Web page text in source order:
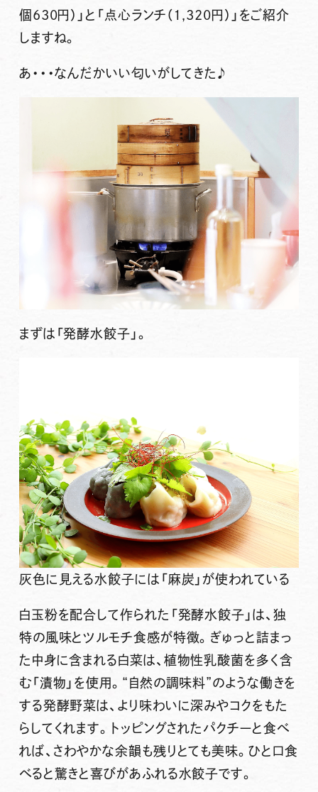
個630円）」 と 「点心ランチ（1,320円）」 をご紹介
しますね。
あ・・・なんだかいい匂いがしてきた♪
まずは「発酵水餃子」。
灰色に見える水餃子には「麻炭」が使われている
白玉粉を配合して作られた「発酵水餃子」は、独
特の風味とツルモチ食感が特徴。ぎゅっと詰まっ
た中身に含まれる白菜は、植物性乳酸菌を多く含
む「漬物」を使用。“自然の調味料”のような働きを
する発酵野菜は、より味わいに深みやコクをもた
らしてくれます。トッピングされたパクチーと食べ
れば、さわやかな余韻も残りとても美味。ひと口食
べると驚きと喜びがあふれる水餃子です。